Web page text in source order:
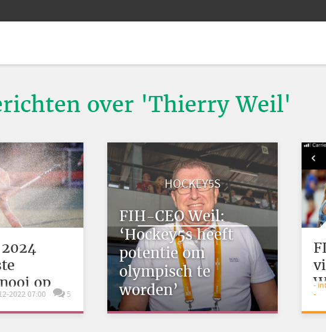
over 'Thierry Weil'
op
2022 07:00 5
HOCKEY5S
FIH-CEO Weil:
‘Hockey5s heeft
potentie om
olympisch te
worden’
-
-